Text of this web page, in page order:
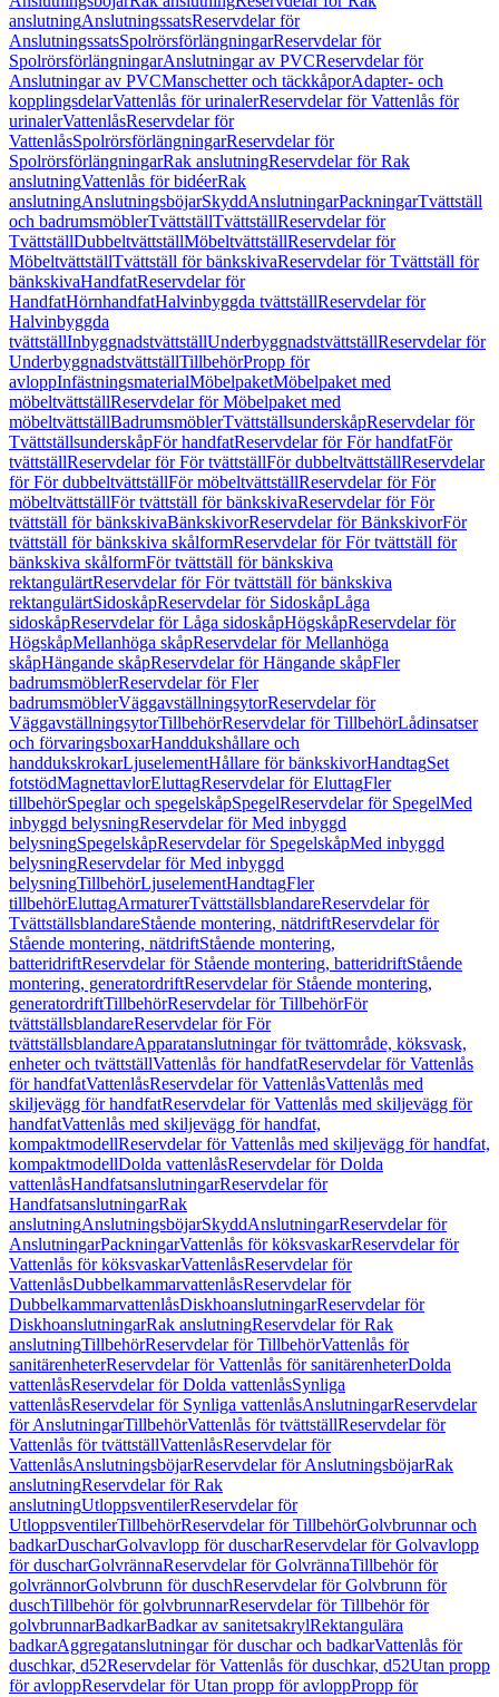
anslutningAnslutningssatsReservdelar för
AnslutningssatsSpolrörsförlängningarReservdelar för
SpolrörsförlängningarAnslutningar av PVCReservdelar för
Anslutningar av PVCManschetter och täckkåporAdapter- och
kopplingsdelarVattenlås för urinalerReservdelar för Vattenlås för
urinalerVattenlåsReservdelar för
VattenlåsSpolrörsförlängningarReservdelar för
SpolrörsförlängningarRak anslutningReservdelar för Rak
anslutningVattenlås för bidéerRak
anslutningAnslutningsböjarSkyddAnslutningarPackningarTvättställ
och badrumsmöblerTvättställTvättställReservdelar för
TvättställDubbeltvättställMöbeltvättställReservdelar för
MöbeltvättställTvättställ för bänkskivaReservdelar för Tvättställ för
bänkskivaHandfatReservdelar för
HandfatHörnhandfatHalvinbyggda tvättställReservdelar för
Halvinbyggda
tvättställInbyggnadstvättställUnderbyggnadstvättställReservdelar för
UnderbyggnadstvättställTillbehörPropp för
avloppInfästningsmaterialMöbelpaketMöbelpaket med
möbeltvättställReservdelar för Möbelpaket med
möbeltvättställBadrumsmöblerTvättställsunderskåpReservdelar för
TvättställsunderskåpFör handfatReservdelar för För handfatFör
tvättställReservdelar för För tvättställFör dubbeltvättställReservdelar
för För dubbeltvättställFör möbeltvättställReservdelar för För
möbeltvättställFör tvättställ för bänkskivaReservdelar för För
tvättställ för bänkskivaBänkskivorReservdelar för BänkskivorFör
tvättställ för bänkskiva skålformReservdelar för För tvättställ för
bänkskiva skålformFör tvättställ för bänkskiva
rektangulärtReservdelar för För tvättställ för bänkskiva
rektangulärtSidoskåpReservdelar för SidoskåpLåga
sidoskåpReservdelar för Låga sidoskåpHögskåpReservdelar för
HögskåpMellanhöga skåpReservdelar för Mellanhöga
skåpHängande skåpReservdelar för Hängande skåpFler
badrumsmöblerReservdelar för Fler
badrumsmöblerVäggavställningsytorReservdelar för
VäggavställningsytorTillbehörReservdelar för TillbehörLådinsatser
och förvaringsboxarHanddukshållare och
handdukskrokarLjuselementHållare för bänkskivorHandtagSet
fotstödMagnettavlorEluttagReservdelar för EluttagFler
tillbehörSpeglar och spegelskåpSpegelReservdelar för SpegelMed
inbyggd belysningReservdelar för Med inbyggd
belysningSpegelskåpReservdelar för SpegelskåpMed inbyggd
belysningReservdelar för Med inbyggd
belysningTillbehörLjuselementHandtagFler
tillbehörEluttagArmaturerTvättställsblandareReservdelar för
TvättställsblandareStående montering, nätdriftReservdelar för
Stående montering, nätdriftStående montering,
batteridriftReservdelar för Stående montering, batteridriftStående
montering, generatordriftReservdelar för Stående montering,
generatordriftTillbehörReservdelar för TillbehörFör
tvättställsblandareReservdelar för För
tvättställsblandareApparatanslutningar för tvättområde, köksvask,
enheter och tvättställVattenlås för handfatReservdelar för Vattenlås
för handfatVattenlåsReservdelar för VattenlåsVattenlås med
skiljevägg för handfatReservdelar för Vattenlås med skiljevägg för
handfatVattenlås med skiljevägg för handfat,
kompaktmodellReservdelar för Vattenlås med skiljevägg för handfat,
kompaktmodellDolda vattenlåsReservdelar för Dolda
vattenlåsHandfatsanslutningarReservdelar för
HandfatsanslutningarRak
anslutningAnslutningsböjarSkyddAnslutningarReservdelar för
AnslutningarPackningarVattenlås för köksvaskarReservdelar för
Vattenlås för köksvaskarVattenlåsReservdelar för
VattenlåsDubbelkammarvattenlåsReservdelar för
DubbelkammarvattenlåsDiskhoanslutningarReservdelar för
DiskhoanslutningarRak anslutningReservdelar för Rak
anslutningTillbehörReservdelar för TillbehörVattenlås för
sanitärenheterReservdelar för Vattenlås för sanitärenheterDolda
vattenlåsReservdelar för Dolda vattenlåsSynliga
vattenlåsReservdelar för Synliga vattenlåsAnslutningarReservdelar
för AnslutningarTillbehörVattenlås för tvättställReservdelar för
Vattenlås för tvättställVattenlåsReservdelar för
VattenlåsAnslutningsböjarReservdelar för AnslutningsböjarRak
anslutningReservdelar för Rak
anslutningUtloppsventilerReservdelar för
UtloppsventilerTillbehörReservdelar för TillbehörGolvbrunnar och
badkarDuscharGolvavlopp för duscharReservdelar för Golvavlopp
för duscharGolvrännaReservdelar för GolvrännaTillbehör för
golvrännorGolvbrunn för duschReservdelar för Golvbrunn för
duschTillbehör för golvbrunnarReservdelar för Tillbehör för
golvbrunnarBadkarBadkar av sanitetsakrylRektangulära
badkarAggregatanslutningar för duschar och badkarVattenlås för
duschkar, d52Reservdelar för Vattenlås för duschkar, d52Utan propp
för avloppReservdelar för Utan propp för avloppPropp för